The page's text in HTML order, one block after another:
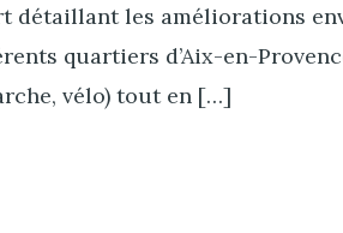
détaillant les améliorations
quartiers d’Aix-en-
vélo) tout en […]